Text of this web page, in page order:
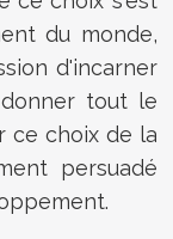
du monde,
d'incarner
tout le
ce choix de la
persuadé